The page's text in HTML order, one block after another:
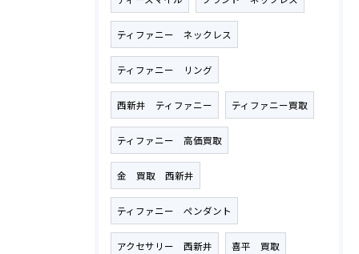
ティファニー ネックレス
ティファニー リング
西新井 ティファニー ティファニー買取
ティファニー 高価買取
金 買取 西新井
ティファニー ペンダント
アクセサリー 西新井 喜平 買取